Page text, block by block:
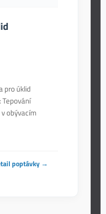
pro úklid
Tepování
obývacím
poptávky →